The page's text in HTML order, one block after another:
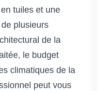
tuiles et une
plusieurs
de la
le budget
climatiques de la
peut vous